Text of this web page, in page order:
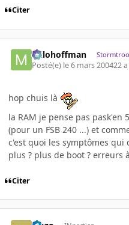
Citer
milohoffman
Posté(e) le 6 mars 200422 a
hop chuis là
la RAM je pense pas pask'en
(pour un FSB 240 ...) et
c'est quoi les symptômes
plus ? plus de boot ? erreurs
Citer